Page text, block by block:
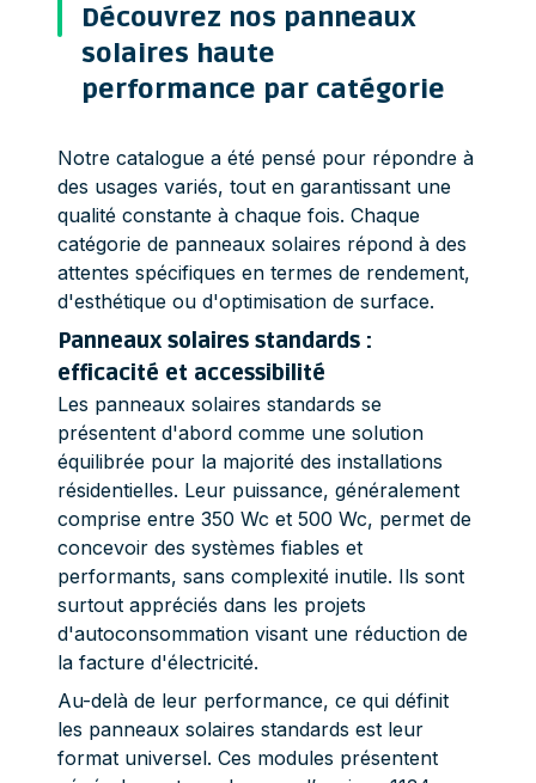
Découvrez nos panneaux
solaires haute
performance par catégorie
Notre catalogue a été pensé pour répondre à
des usages variés, tout en garantissant une
qualité constante à chaque fois. Chaque
catégorie de panneaux solaires répond à des
attentes spécifiques en termes de rendement,
d'esthétique ou d'optimisation de surface.
Panneaux solaires standards :
efficacité et accessibilité
Les panneaux solaires standards se
présentent d'abord comme une solution
équilibrée pour la majorité des installations
résidentielles. Leur puissance, généralement
comprise entre 350 Wc et 500 Wc, permet de
concevoir des systèmes fiables et
performants, sans complexité inutile. Ils sont
surtout appréciés dans les projets
d'autoconsommation visant une réduction de
la facture d'électricité.
Au-delà de leur performance, ce qui définit
les panneaux solaires standards est leur
format universel. Ces modules présentent